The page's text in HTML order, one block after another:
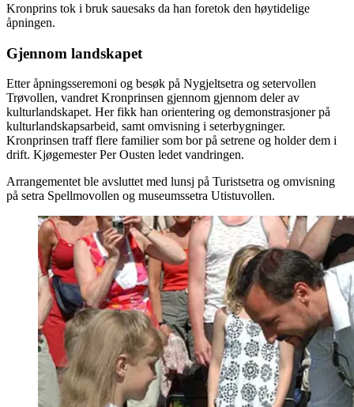
Kronprins tok i bruk sauesaks da han foretok den høytidelige
åpningen.
Gjennom landskapet
Etter åpningsseremoni og besøk på Nygjeltsetra og setervollen
Trøvollen, vandret Kronprinsen gjennom gjennom deler av
kulturlandskapet. Her fikk han orientering og demonstrasjoner på
kulturlandskapsarbeid, samt omvisning i seterbygninger.
Kronprinsen traff flere familier som bor på setrene og holder dem i
drift. Kjøgemester Per Ousten ledet vandringen.
Arrangementet ble avsluttet med lunsj på Turistsetra og omvisning
på setra Spellmovollen og museumssetra Utistuvollen.